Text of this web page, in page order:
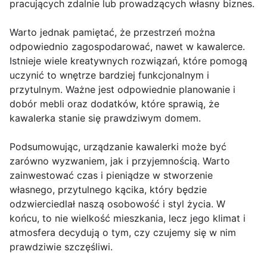
pracujących zdalnie lub prowadzących własny biznes.
Warto jednak pamiętać, że przestrzeń można
odpowiednio zagospodarować, nawet w kawalerce.
Istnieje wiele kreatywnych rozwiązań, które pomogą
uczynić to wnętrze bardziej funkcjonalnym i
przytulnym. Ważne jest odpowiednie planowanie i
dobór mebli oraz dodatków, które sprawią, że
kawalerka stanie się prawdziwym domem.
Podsumowując, urządzanie kawalerki może być
zarówno wyzwaniem, jak i przyjemnością. Warto
zainwestować czas i pieniądze w stworzenie
własnego, przytulnego kącika, który będzie
odzwierciedlał naszą osobowość i styl życia. W
końcu, to nie wielkość mieszkania, lecz jego klimat i
atmosfera decydują o tym, czy czujemy się w nim
prawdziwie szczęśliwi.